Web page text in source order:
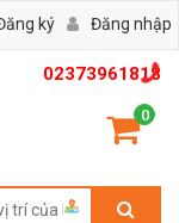
02373961818
0
ký Đăng nhập